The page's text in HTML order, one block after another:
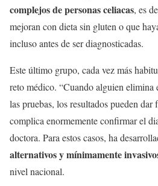
complejos de personas celiacas, es
mejoran con dieta sin gluten o que
incluso antes de ser diagnosticadas.
Este último grupo, cada vez más
reto médico. “Cuando alguien elimina
las pruebas, los resultados pueden dar
complica enormemente confirmar el
doctora. Para estos casos, ha
alternativos y mínimamente
nivel nacional.